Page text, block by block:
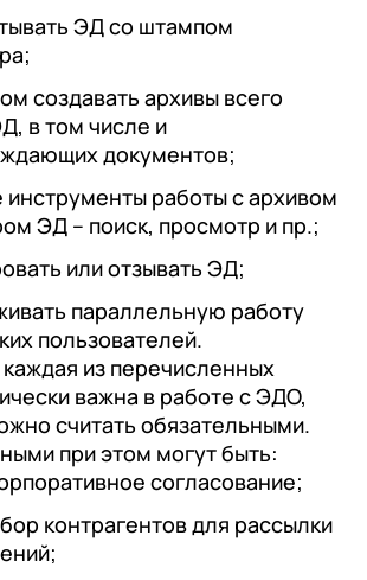
ЭД со штампом
создавать архивы всего
в том числе и
документов;
работы с архивом
ЭД – поиск, просмотр и пр.;
или отзывать ЭД;
параллельную работу
пользователей.
из перечисленных
важна в работе с ЭДО,
считать обязательными.
при этом могут быть:
согласование;
контрагентов для рассылки